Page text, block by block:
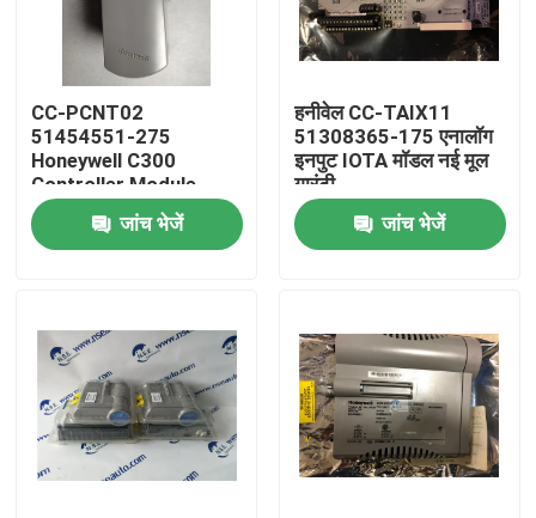
उत्पाद
हमारे बारे में
CC-PCNT02
51454551-275
Honeywell C300
Controller Module
जांच भेजें
हनीवेल CC-TAIX11
51308365-175 एनालॉग
इनपुट IOTA मॉडल नई मूल
गारंटी
जांच भेजें